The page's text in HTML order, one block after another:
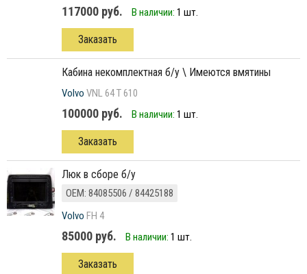
117000 руб. В наличии: 1 шт.
Заказать
Кабина некомплектная б/у \ Имеются вмятины
Volvo VNL 64 T 610
100000 руб. В наличии: 1 шт.
Заказать
люк в сборе б/у
ОЕМ: 84085506 / 84425188
Volvo FH 4
85000 руб. В наличии: 1 шт.
Заказать